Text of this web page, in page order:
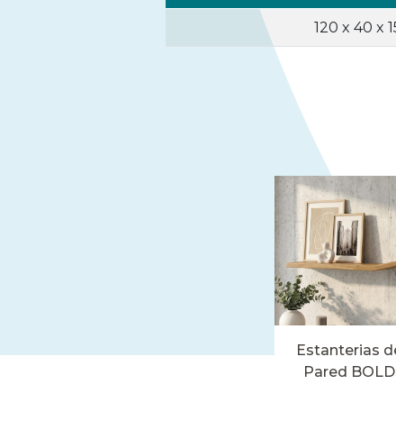
120 x 40 x
Estanterias
Pared BOLD